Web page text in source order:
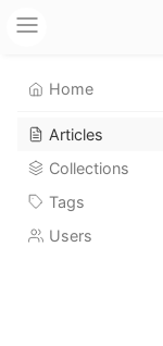
Home
Articles
Collections
Tags
Users